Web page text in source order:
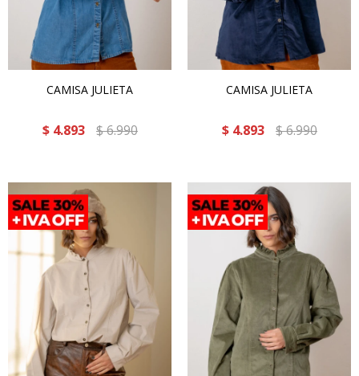
CAMISA JULIETA
$ 4.893 $6.990
CAMISA JULIETA
$ 4.893 $6.990